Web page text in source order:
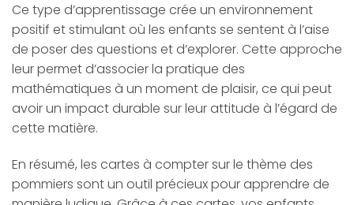
Ce type d’apprentissage crée un environnement
positif et stimulant où les enfants se sentent à l’aise
de poser des questions et d’explorer. Cette approche
leur permet d’associer la pratique des
mathématiques à un moment de plaisir, ce qui peut
avoir un impact durable sur leur attitude à l’égard de
cette matière.
En résumé, les cartes à compter sur le thème des
pommiers sont un outil précieux pour apprendre de